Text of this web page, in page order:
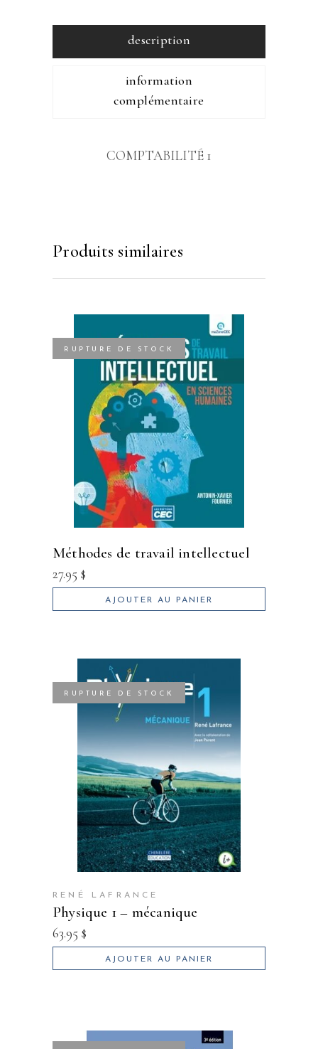
description
information
complémentaire
COMPTABILITÉ 1
Produits similaires
RUPTURE DE STOCK
méthodes de travail intellectuel
27.95 $
AJOUTER AU PANIER
RUPTURE DE STOCK
RENÉ LAFRANCE
physique 1 – mécanique
63.95 $
AJOUTER AU PANIER